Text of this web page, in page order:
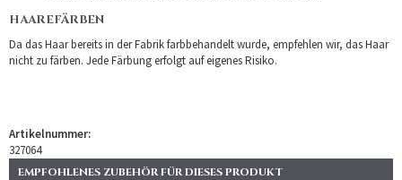
HAAREFÄRBEN
Da das Haar bereits in der Fabrik farbbehandelt wurde, empfehlen wir, das Haar
nicht zu färben. Jede Färbung erfolgt auf eigenes Risiko.
Artikelnummer:
327064
EMPFOHLENES ZUBEHÖR FÜR DIESES PRODUKT